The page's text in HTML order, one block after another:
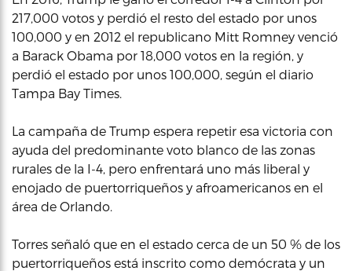
217,000 votos y perdió el resto del estado por unos
100,000 y en 2012 el republicano Mitt Romney venció
a Barack Obama por 18,000 votos en la región, y
perdió el estado por unos 100,000, según el diario
Tampa Bay Times.
La campaña de Trump espera repetir esa victoria con
ayuda del predominante voto blanco de las zonas
rurales de la I-4, pero enfrentará uno más liberal y
enojado de puertorriqueños y afroamericanos en el
área de Orlando.
Torres señaló que en el estado cerca de un 50 % de los
puertorriqueños está inscrito como demócrata y un